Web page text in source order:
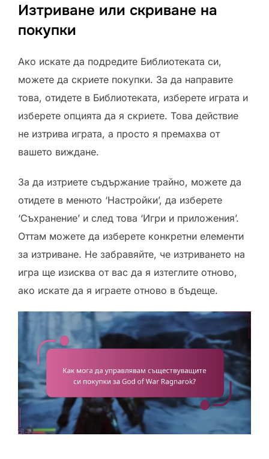
Изтриване или скриване на
покупки
Ако искате да подредите Библиотеката си,
можете да скриете покупки. За да направите
това, отидете в Библиотеката, изберете играта и
изберете опцията да я скриете. Това действие
не изтрива играта, а просто я премахва от
вашето виждане.
За да изтриете съдържание трайно, можете да
отидете в менюто ‘Настройки’, да изберете
‘Съхранение’ и след това ‘Игри и приложения’.
Оттам можете да изберете конкретни елементи
за изтриване. Не забравяйте, че изтриването на
игра ще изисква от вас да я изтеглите отново,
ако искате да я играете отново в бъдеще.